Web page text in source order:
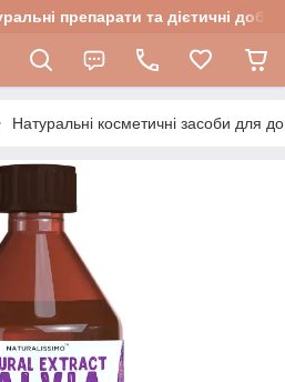
препарати та дієтичні
Натуральні косметичні засоби для